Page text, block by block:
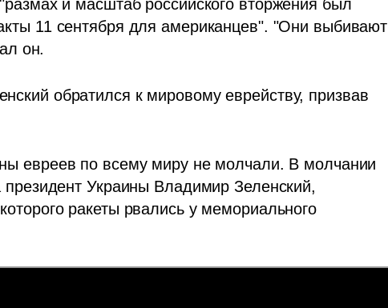
и масштаб российского вторжения был
11 сентября для американцев". "Они выбивают
он.
обратился к мировому еврейству, призвав
евреев по всему миру не молчали. В молчании
Украины Владимир Зеленский,
ракеты рвались у мемориального